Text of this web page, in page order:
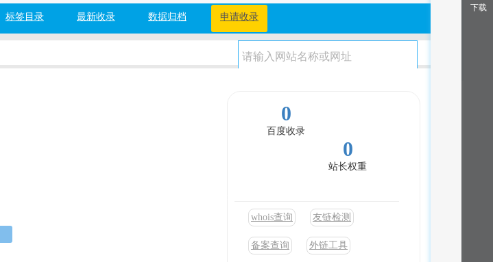
标签目录 最新收录 数据归档 申请收录
0
百度收录
0
站长权重
whois查询 友链检测
备案查询 外链工具
下载